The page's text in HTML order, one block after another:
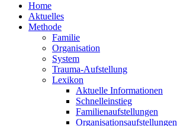
Home
Aktuelles
Methode
Familie
Organisation
System
Trauma-Aufstellung
Lexikon
Aktuelle Informationen
Schnelleinstieg
Familienaufstellungen
Organisationsaufstellungen